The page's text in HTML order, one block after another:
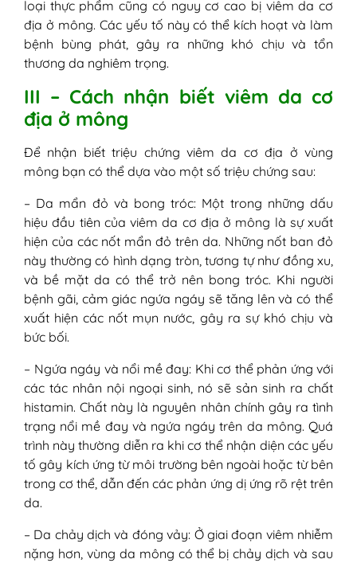
loại thực phẩm cũng có nguy cơ cao bị viêm da cơ
địa ở mông. Các yếu tố này có thể kích hoạt và làm
bệnh bùng phát, gây ra những khó chịu và tổn
thương da nghiêm trọng.
III – Cách nhận biết viêm da cơ
địa ở mông
Để nhận biết triệu chứng viêm da cơ địa ở vùng
mông bạn có thể dựa vào một số triệu chứng sau:
– Da mẩn đỏ và bong tróc: Một trong những dấu
hiệu đầu tiên của viêm da cơ địa ở mông là sự xuất
hiện của các nốt mẩn đỏ trên da. Những nốt ban đỏ
này thường có hình dạng tròn, tương tự như đồng xu,
và bề mặt da có thể trở nên bong tróc. Khi người
bệnh gãi, cảm giác ngứa ngáy sẽ tăng lên và có thể
xuất hiện các nốt mụn nước, gây ra sự khó chịu và
bức bối.
– Ngứa ngáy và nổi mề đay: Khi cơ thể phản ứng với
các tác nhân nội ngoại sinh, nó sẽ sản sinh ra chất
histamin. Chất này là nguyên nhân chính gây ra tình
trạng nổi mề đay và ngứa ngáy trên da mông. Quá
trình này thường diễn ra khi cơ thể nhận diện các yếu
tố gây kích ứng từ môi trường bên ngoài hoặc từ bên
trong cơ thể, dẫn đến các phản ứng dị ứng rõ rệt trên
da.
– Da chảy dịch và đóng vảy: Ở giai đoạn viêm nhiễm
nặng hơn, vùng da mông có thể bị chảy dịch và sau